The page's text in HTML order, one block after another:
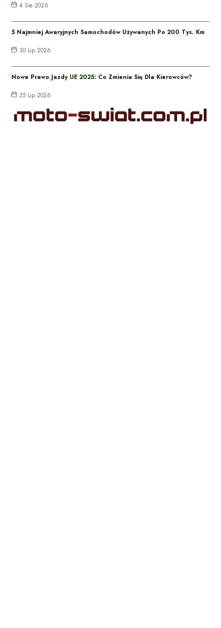
4 Sie 2026
5 Najmniej Awaryjnych Samochodów Używanych Po 200 Tys. Km
30 Lip 2026
Nowe Prawo Jazdy UE 2025: Co Zmienia Się Dla Kierowców?
25 Lip 2026